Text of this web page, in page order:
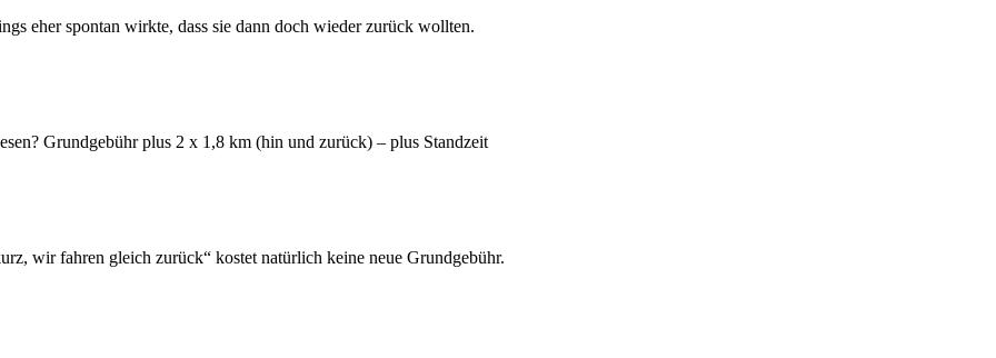
eher spontan wirkte, dass sie dann doch wieder zurück wollten.
Grundgebühr plus 2 x 1,8 km (hin und zurück) – plus Standzeit
wir fahren gleich zurück“ kostet natürlich keine neue Grundgebühr.